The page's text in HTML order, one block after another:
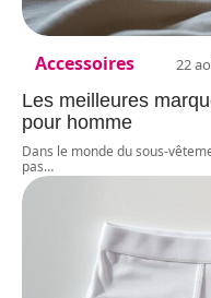
Accessoires 22
Les meilleures
pour homme
Dans le monde du sous-
pas…